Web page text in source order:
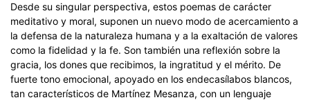
Desde su singular perspectiva, estos poemas de carácter
meditativo y moral, suponen un nuevo modo de acercamiento a
la defensa de la naturaleza humana y a la exaltación de valores
como la fidelidad y la fe. Son también una reflexión sobre la
gracia, los dones que recibimos, la ingratitud y el mérito. De
fuerte tono emocional, apoyado en los endecasílabos blancos,
tan característicos de Martínez Mesanza, con un lenguaje